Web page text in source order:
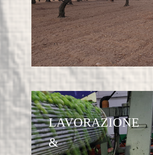
LAVORAZIONE
&